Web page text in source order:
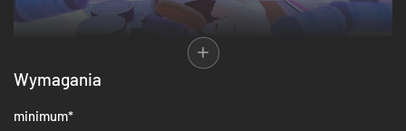
Wymagania
minimum*